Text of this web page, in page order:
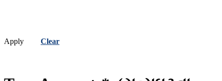
Apply Clear